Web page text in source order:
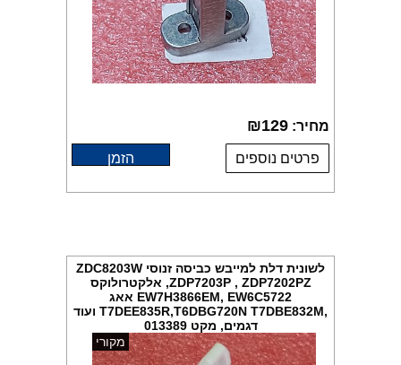
מחיר: ₪129
פרטים נוספים הזמן
לשונית דלת למייבש כביסה זנוסי ZDC8203W
,ZDP7203P , ZDP7202PZ אלקטרולוקס
EW7H3866EM, EW6C5722 אאג
,T7DEE835R,T6DBG720N T7DBE832M ועוד
דגמים, מקט 013389
מקורי